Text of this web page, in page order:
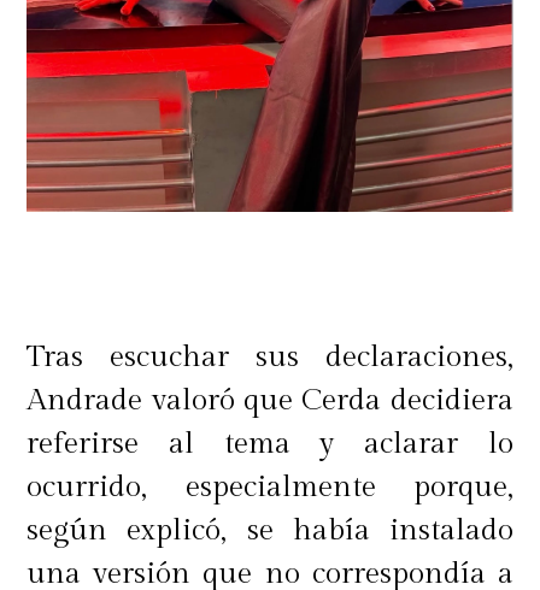
Tras escuchar sus declaraciones,
Andrade valoró que Cerda decidiera
referirse al tema y aclarar lo
ocurrido, especialmente porque,
según explicó, se había instalado
una versión que no correspondía a